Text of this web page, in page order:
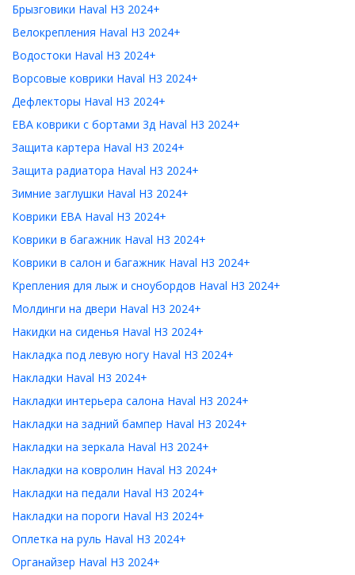
Брызговики Haval H3 2024+
Велокрепления Haval H3 2024+
Водостоки Haval H3 2024+
Ворсовые коврики Haval H3 2024+
Дефлекторы Haval H3 2024+
ЕВА коврики с бортами 3д Haval H3 2024+
Защита картера Haval H3 2024+
Защита радиатора Haval H3 2024+
Зимние заглушки Haval H3 2024+
Коврики ЕВА Haval H3 2024+
Коврики в багажник Haval H3 2024+
Коврики в салон и багажник Haval H3 2024+
Крепления для лыж и сноубордов Haval H3 2024+
Молдинги на двери Haval H3 2024+
Накидки на сиденья Haval H3 2024+
Накладка под левую ногу Haval H3 2024+
Накладки Haval H3 2024+
Накладки интерьера салона Haval H3 2024+
Накладки на задний бампер Haval H3 2024+
Накладки на зеркала Haval H3 2024+
Накладки на ковролин Haval H3 2024+
Накладки на педали Haval H3 2024+
Накладки на пороги Haval H3 2024+
Оплетка на руль Haval H3 2024+
Органайзер Haval H3 2024+